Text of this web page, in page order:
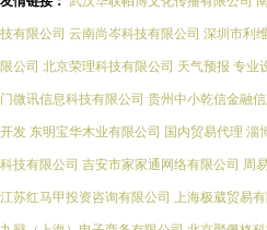
技有限公司 云南尚岑科技有限公司 深圳市利
限公司 北京荣理科技有限公司 天气预报 专业
门微讯信息科技有限公司 贵州中小乾信金融
开发 东明宝华木业有限公司 国内贸易代理 淄
科技有限公司 吉安市家家通网络有限公司 周
江苏红马甲投资咨询有限公司 上海极葳贸易有